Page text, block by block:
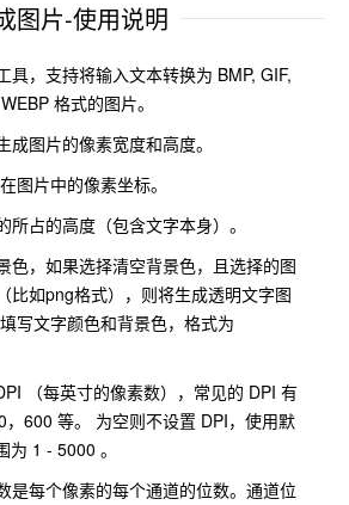
图片-使用说明
具，支持将输入文本转换为 BMP, GIF,
格式的图片。
成图片的像素宽度和高度。
图片中的像素坐标。
所占的高度（包含文字本身）。
色，如果选择清空背景色，且选择的图
比如png格式），则将生成透明文字图
写文字颜色和背景色，格式为
（每英寸的像素数），常见的 DPI 有
600 等。 为空则不设置 DPI，使用默
1 - 5000 。
是每个像素的每个通道的位数。通道位